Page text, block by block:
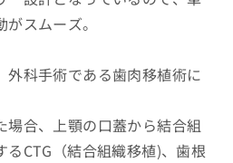
スムーズ。
外科手術である歯肉移植術に
場合、上顎の口蓋から結合組
CTG（結合組織移植)、歯根